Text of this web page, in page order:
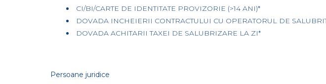
CI/BI/CARTE DE IDENTITATE PROVIZORIE (>14 ANI)*
DOVADA INCHEIERII CONTRACTULUI CU OPERATORUL DE
DOVADA ACHITARII TAXEI DE SALUBRIZARE LA ZI*
Persoane juridice